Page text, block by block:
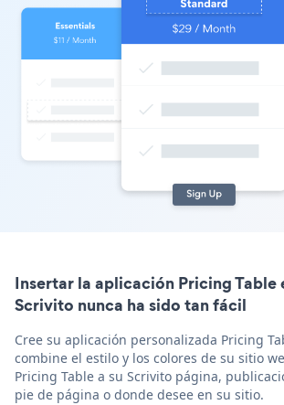
Insertar la aplicación Pricing Table
Scrivito nunca ha sido tan fácil
Cree su aplicación personalizada Pricing
combine el estilo y los colores de su sitio
Pricing Table a su Scrivito página,
pie de página o donde desee en su sitio.